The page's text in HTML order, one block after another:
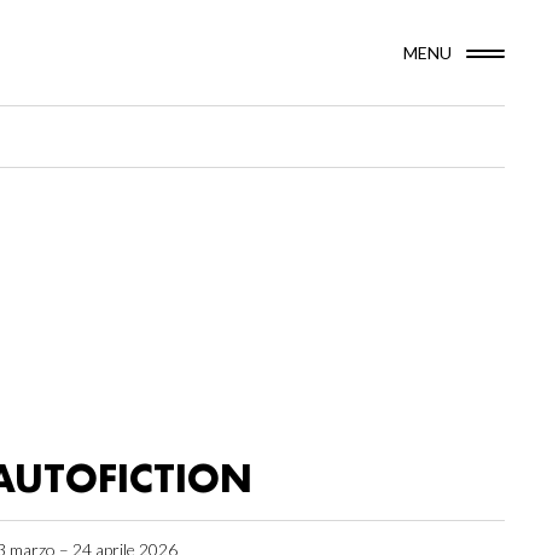
MENU
marzo – 24 aprile 2026